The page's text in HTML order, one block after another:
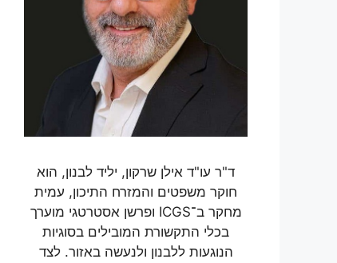
ד"ר עו"ד אילן שרקון, יליד לבנון, הוא
חוקר משפטים והמזרח התיכון, עמית
מחקר ב־ICGS ופרשן אסטרטגי מוערך
בכלי התקשורת המובילים בסוגיות
הנוגעות ללבנון ולנעשה באזור. לצד